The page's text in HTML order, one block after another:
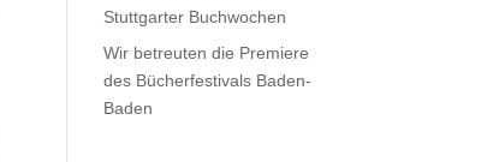
Stuttgarter Buchwochen
Wir betreuten die Premiere
des Bücherfestivals Baden-
Baden